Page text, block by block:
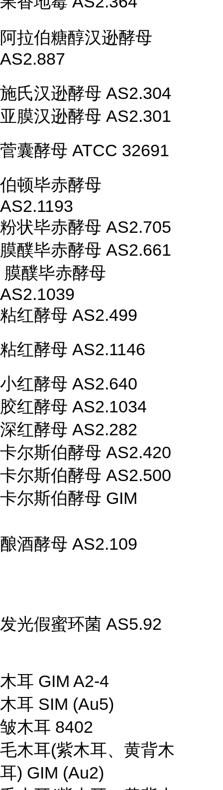
阿拉伯糖醇汉逊酵母
AS2.887
施氏汉逊酵母 AS2.304
亚膜汉逊酵母 AS2.301
菅囊酵母 ATCC 32691
伯顿毕赤酵母
AS2.1193
粉状毕赤酵母 AS2.705
膜醭毕赤酵母 AS2.661
膜醭毕赤酵母
AS2.1039
粘红酵母 AS2.499
粘红酵母 AS2.1146
小红酵母 AS2.640
胶红酵母 AS2.1034
深红酵母 AS2.282
卡尔斯伯酵母 AS2.420
卡尔斯伯酵母 AS2.500
卡尔斯伯酵母 GIM
酿酒酵母 AS2.109
发光假蜜环菌 AS5.92
木耳 GIM A2-4
木耳 SIM (Au5)
皱木耳 8402
毛木耳(紫木耳、黄背木
耳) GIM (Au2)